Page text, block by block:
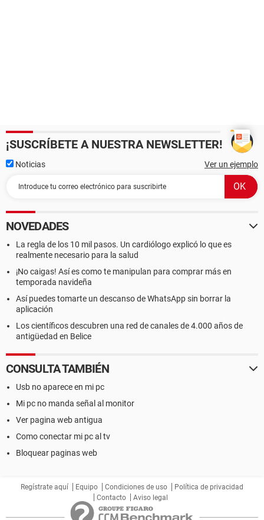
¡SUSCRÍBETE A NUESTRA NEWSLETTER!
Noticias Ver un ejemplo
NOVEDADES
La regla de los 10 mil pasos. Un cardiólogo explicó lo que es
realmente necesario para la salud
¡No caigas! Así es como te manipulan para comprar más en
temporada navideña
Así puedes tomarte un descanso de WhatsApp sin borrar la
aplicación
Los científicos descubren una red de canales de 4.000 años de
antigüedad en Belice
CONSULTA TAMBIÉN
Usb no aparece en mi pc
Mi pc no manda señal al monitor
Ver pagina web antigua
Como conectar mi pc al tv
Bloquear paginas web
Regístrate aquí Equipo Condiciones de uso
Política de privacidad
Contacto
Aviso legal